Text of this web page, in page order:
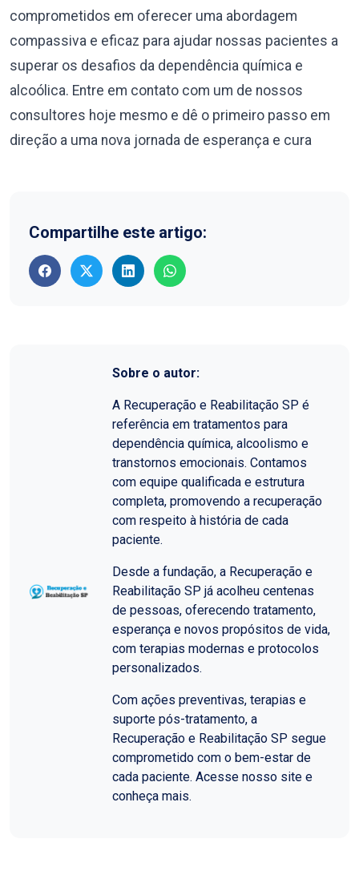
comprometidos em oferecer uma abordagem
compassiva e eficaz para ajudar nossas pacientes a
superar os desafios da dependência química e
alcoólica. Entre em contato com um de nossos
consultores hoje mesmo e dê o primeiro passo em
direção a uma nova jornada de esperança e cura
Compartilhe este artigo:
Sobre o autor:
A Recuperação e Reabilitação SP é
referência em tratamentos para
dependência química, alcoolismo e
transtornos emocionais. Contamos
com equipe qualificada e estrutura
completa, promovendo a recuperação
com respeito à história de cada
paciente.
Desde a fundação, a Recuperação e
Reabilitação SP já acolheu centenas
de pessoas, oferecendo tratamento,
esperança e novos propósitos de vida,
com terapias modernas e protocolos
personalizados.
Com ações preventivas, terapias e
suporte pós-tratamento, a
Recuperação e Reabilitação SP segue
comprometido com o bem-estar de
cada paciente. Acesse nosso site e
conheça mais.